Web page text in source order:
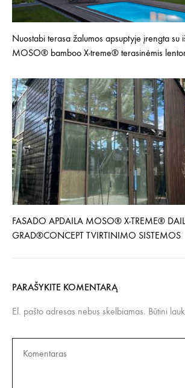
Nuostabi terasa žalumos apsuptyje įrengta su
MOSO® bamboo X-treme® terasinėmis
FASADO APDAILA MOSO® X-TREME®
GRAD®CONCEPT TVIRTINIMO SISTEMOS
PARAŠYKITE KOMENTARĄ
El. pašto adresas nebus skelbiamas. Būtini